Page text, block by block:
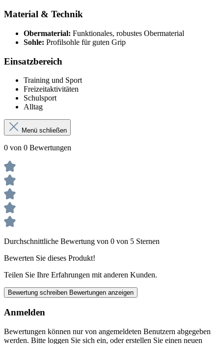
Material & Technik
Obermaterial: Funktionales, robustes Obermaterial
Sohle: Profilsohle für guten Grip
Einsatzbereich
Training und Sport
Freizeitaktivitäten
Schulsport
Alltag
Menü schließen
0 von 0 Bewertungen
Durchschnittliche Bewertung von 0 von 5 Sternen
Bewerten Sie dieses Produkt!
Teilen Sie Ihre Erfahrungen mit anderen Kunden.
Bewertung schreiben Bewertungen anzeigen
Anmelden
Bewertungen können nur von angemeldeten Benutzern abgegeben
werden. Bitte loggen Sie sich ein, oder erstellen Sie einen neuen